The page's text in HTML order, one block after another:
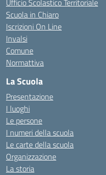
Ufficio Scolastico Territoriale
Scuola in Chiaro
Iscrizioni On Line
Invalsi
Comune
Normattiva
La Scuola
Presentazione
I luoghi
Le persone
I numeri della scuola
Le carte della scuola
Organizzazione
La storia